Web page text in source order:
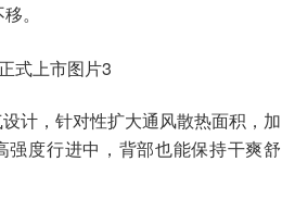
。
计，针对性扩大通风散热面积，加
度行进中，背部也能保持干爽舒